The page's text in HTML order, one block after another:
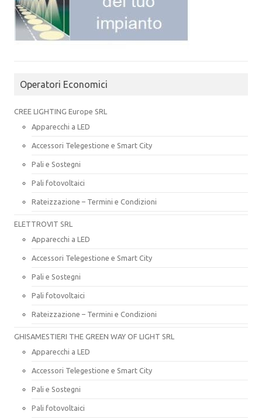
Operatori Economici
CREE LIGHTING Europe SRL
Apparecchi a LED
Accessori Telegestione e Smart City
Pali e Sostegni
Pali fotovoltaici
Rateizzazione – Termini e Condizioni
ELETTROVIT SRL
Apparecchi a LED
Accessori Telegestione e Smart City
Pali e Sostegni
Pali fotovoltaici
Rateizzazione – Termini e Condizioni
GHISAMESTIERI THE GREEN WAY OF LIGHT SRL
Apparecchi a LED
Accessori Telegestione e Smart City
Pali e Sostegni
Pali fotovoltaici